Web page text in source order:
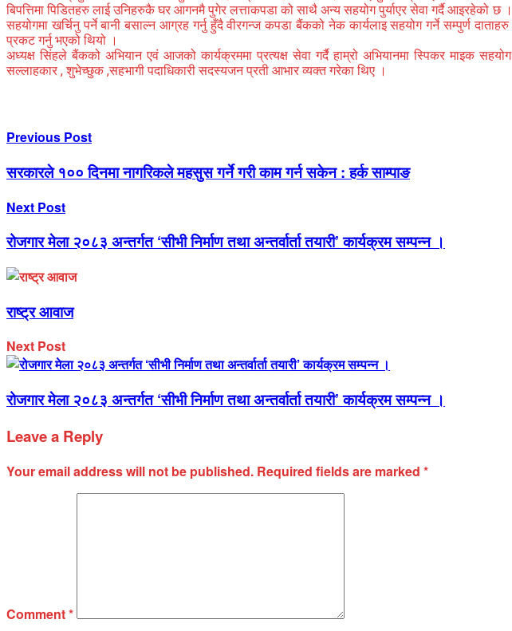
बिपत्तिमा पिडितहरु लाई उनिहरुकै घर आगनमै पुगेर लत्ताकपडा को साथै अन्य सहयोग पुर्याएर सेवा गर्दै
सहयोगमा खर्चिनु पर्ने बानी बसाल्न आग्रह गर्नु हुँदै वीरगन्ज कपडा बैंकको नेक कार्यलाइ सहयोग गर्ने सम्पुर्ण
प्रकट गर्नु भएको थियो ।
अध्यक्ष सिंहले बैंकको अभियान एवं आजको कार्यक्रममा प्रत्यक्ष सेवा गर्दै हाम्रो अभियानमा स्पिकर माइक
सल्लाहकार , शुभेच्छुक ,सहभागी पदाधिकारी सदस्यजन प्रती आभार व्यक्त गरेका थिए ।
Previous Post
सरकारले १०० दिनमा नागरिकले महसुस गर्ने गरी काम गर्न सकेन : हर्क साम्पाङ
Next Post
रोजगार मेला २०८३ अन्तर्गत ‘सीभी निर्माण तथा अन्तर्वार्ता तयारी’ कार्यक्रम सम्पन्न ।
राष्ट्र आवाज
Next Post
रोजगार मेला २०८३ अन्तर्गत ‘सीभी निर्माण तथा अन्तर्वार्ता तयारी’ कार्यक्रम सम्पन्न ।
Leave a Reply
Your email address will not be published. Required fields are marked *
Comment*